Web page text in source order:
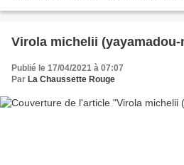
Virola michelii (yayamadou-
Publié le 17/04/2021 à 07:07
Par La Chaussette Rouge